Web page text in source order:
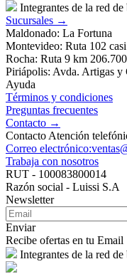
Integrantes de la red
Sucursales →
Maldonado: La Fortuna
Montevideo: Ruta 102 casi
Rocha: Ruta 9 km 206.700
Piriápolis: Avda. Artigas y
Ayuda
Términos y condiciones
Preguntas frecuentes
Contacto →
Contacto Atención
Correo
Trabaja con nosotros
RUT - 100083800014
Razón social - Luissi S.A
Newsletter
Enviar
Recibe ofertas en tu Email
Integrantes de la red